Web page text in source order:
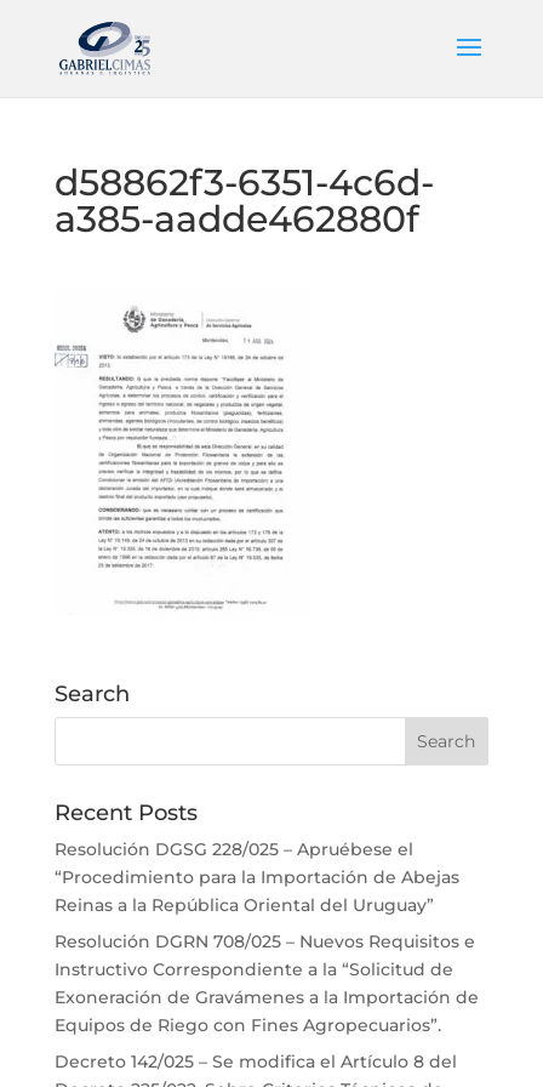
d58862f3-6351-4c6d-
a385-aadde462880f
Search
Recent Posts
Resolución DGSG 228/025 – Apruébese el
“Procedimiento para la Importación de Abejas
Reinas a la República Oriental del Uruguay”
Resolución DGRN 708/025 – Nuevos Requisitos e
Instructivo Correspondiente a la “Solicitud de
Exoneración de Gravámenes a la Importación de
Equipos de Riego con Fines Agropecuarios”.
Decreto 142/025 – Se modifica el Artículo 8 del